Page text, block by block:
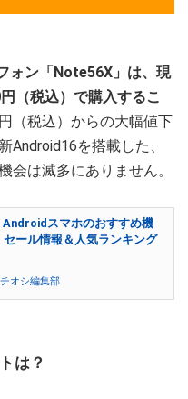
ォン「Note56X」は、現
（税込）で購入するこ
（税込）からの大幅値下
Android16を搭載した、
会は滅多にありません。
Androidスマホのおすすめ機
セール情報＆人気ランキング
オシ編集部
は？